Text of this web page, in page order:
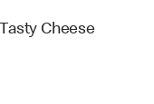
Tasty Cheese